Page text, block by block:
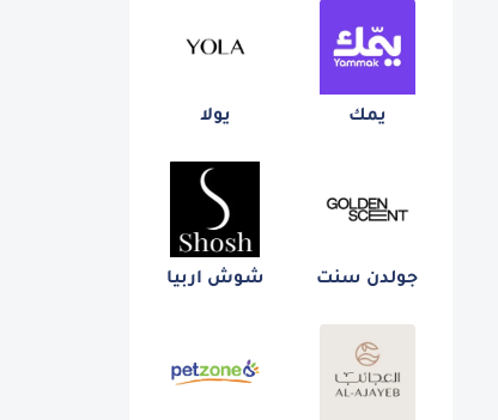
يمك يولا
جولدن سنت شوش اربيا